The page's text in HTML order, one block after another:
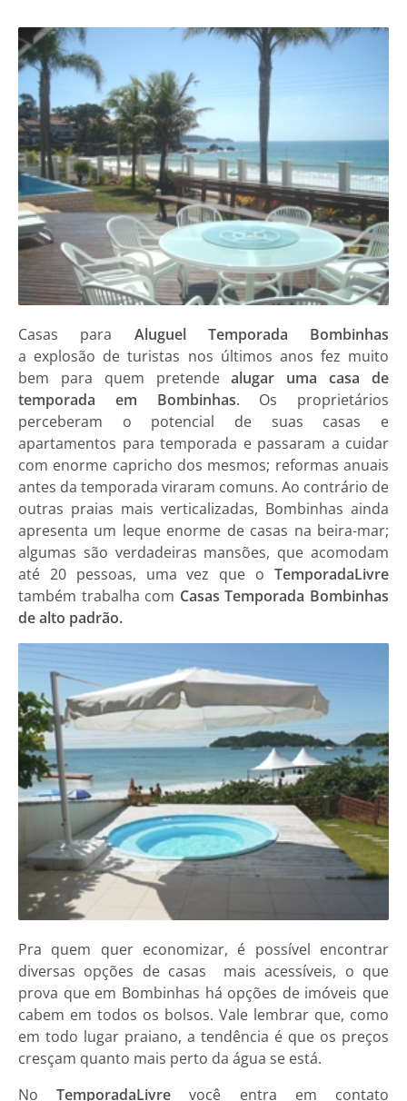
Casas para Aluguel Temporada Bombinhas
a explosão de turistas nos últimos anos fez muito
bem para quem pretendealugar uma casa de
temporada em Bombinhas. Os proprietários
perceberam o potencial de suas casas e
apartamentos para temporada e passaram a cuidar
com enorme capricho dos mesmos; reformas anuais
antes da temporada viraram comuns. Ao contrário de
outras praias mais verticalizadas, Bombinhas ainda
apresenta um leque enorme de casas na beira-mar;
algumas são verdadeiras mansões, que acomodam
até 20 pessoas, uma vez que o TemporadaLivre
também trabalha com Casas Temporada Bombinhas
de alto padrão.
Pra quem quer economizar, é possível encontrar
diversas opções de casas mais acessíveis, o que
prova que em Bombinhas há opções de imóveis que
cabem em todos os bolsos. Vale lembrar que, como
em todo lugar praiano, a tendência é que os preços
cresçam quanto mais perto da água se está.
NoTemporadaLivrevocê entra em contato